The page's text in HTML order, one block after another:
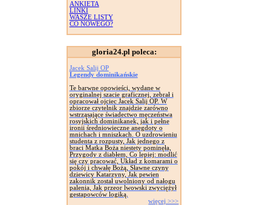
ANKIETA
LINKI
WASZE LISTY
CO NOWEGO?
gloria24.pl poleca:
Jacek Salij OP
Legendy dominikańskie
Te barwne opowieści, wydane w
oryginalnej szacie graficznej, zebrał i
opracował ojciec Jacek Salij OP. W
zbiorze czytelnik znajdzie zarówno
wstrząsające świadectwo męczeństwa
rosyjskich dominikanek, jak i pełne
ironii średniowieczne anegdoty o
mnichach i mniszkach. O uzdrowieniu
studenta z rozpusty, Jak jednego z
braci Matka Boża niestety pominęła,
Przygody z diabłem, Co lepiej: modlić
się czy pracować, Układ z komarami o
pokój i chwałę Bożą, Sławne czyny
dziewicy Katarzyny, Jak pewien
zakonnik został uwolniony od nałogu
palenia, Jak przeor lwowski zwyciężył
gestapowców logiką.
więcej >>>